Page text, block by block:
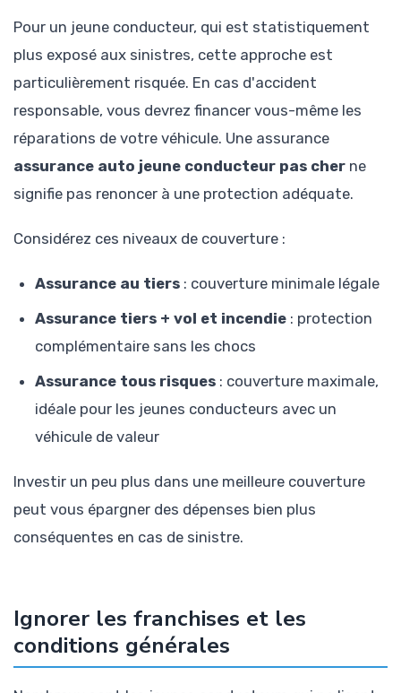
Pour un jeune conducteur, qui est statistiquement
plus exposé aux sinistres, cette approche est
particulièrement risquée. En cas d'accident
responsable, vous devrez financer vous-même les
réparations de votre véhicule. Une assurance
assurance auto jeune conducteur pas cher ne
signifie pas renoncer à une protection adéquate.
Considérez ces niveaux de couverture :
Assurance au tiers : couverture minimale légale
Assurance tiers + vol et incendie : protection
complémentaire sans les chocs
Assurance tous risques : couverture maximale,
idéale pour les jeunes conducteurs avec un
véhicule de valeur
Investir un peu plus dans une meilleure couverture
peut vous épargner des dépenses bien plus
conséquentes en cas de sinistre.
Ignorer les franchises et les
conditions générales